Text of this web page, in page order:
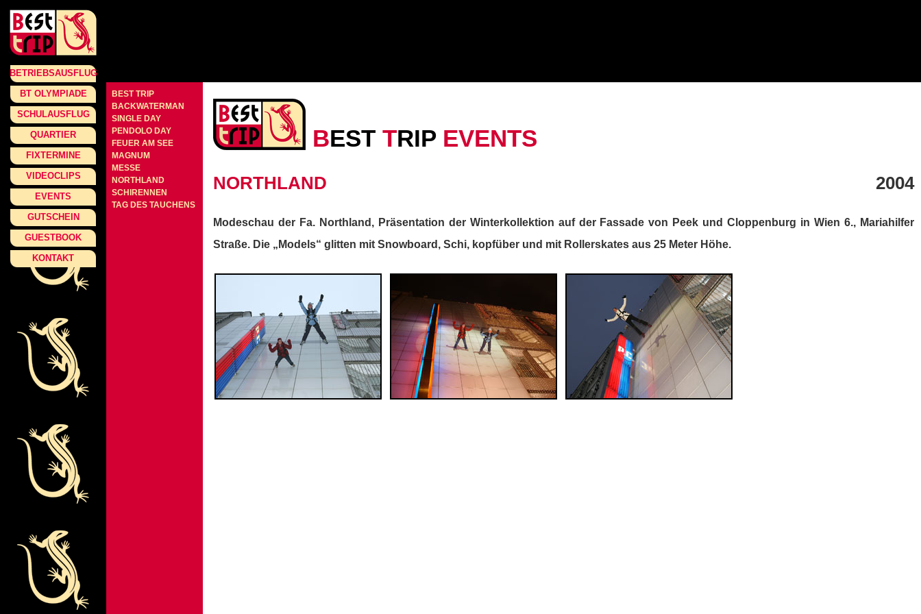
BETRIEBSAUSFLUG
BT OLYMPIADE
SCHULAUSFLUG
QUARTIER
FIXTERMINE
VIDEOCLIPS
EVENTS
GUTSCHEIN
GUESTBOOK
KONTAKT
BEST TRIP
BACKWATERMAN
SINGLE DAY
PENDOLO DAY
FEUER AM SEE
MAGNUM
MESSE
NORTHLAND
SCHIRENNEN
TAG DES TAUCHENS
BEST TRIP EVENTS
NORTHLAND 2004
Modeschau der Fa. Northland, Präsentation der Winterkollektion auf der Fassade von Peek und Cloppenburg in Wien 6., Mariahilfer
Straße. Die „Models“ glitten mit Snowboard, Schi, kopfüber und mit Rollerskates aus 25 Meter Höhe.